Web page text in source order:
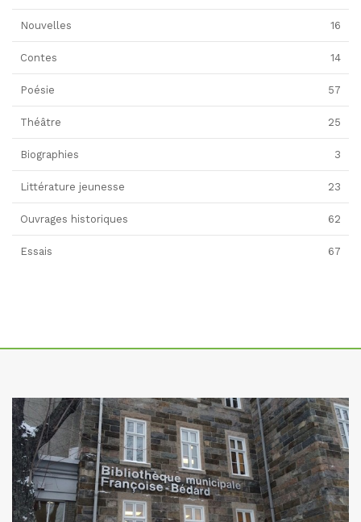
Nouvelles 16
Contes 14
Poésie 57
Théâtre 25
Biographies 3
Littérature jeunesse 23
Ouvrages historiques 62
Essais 67